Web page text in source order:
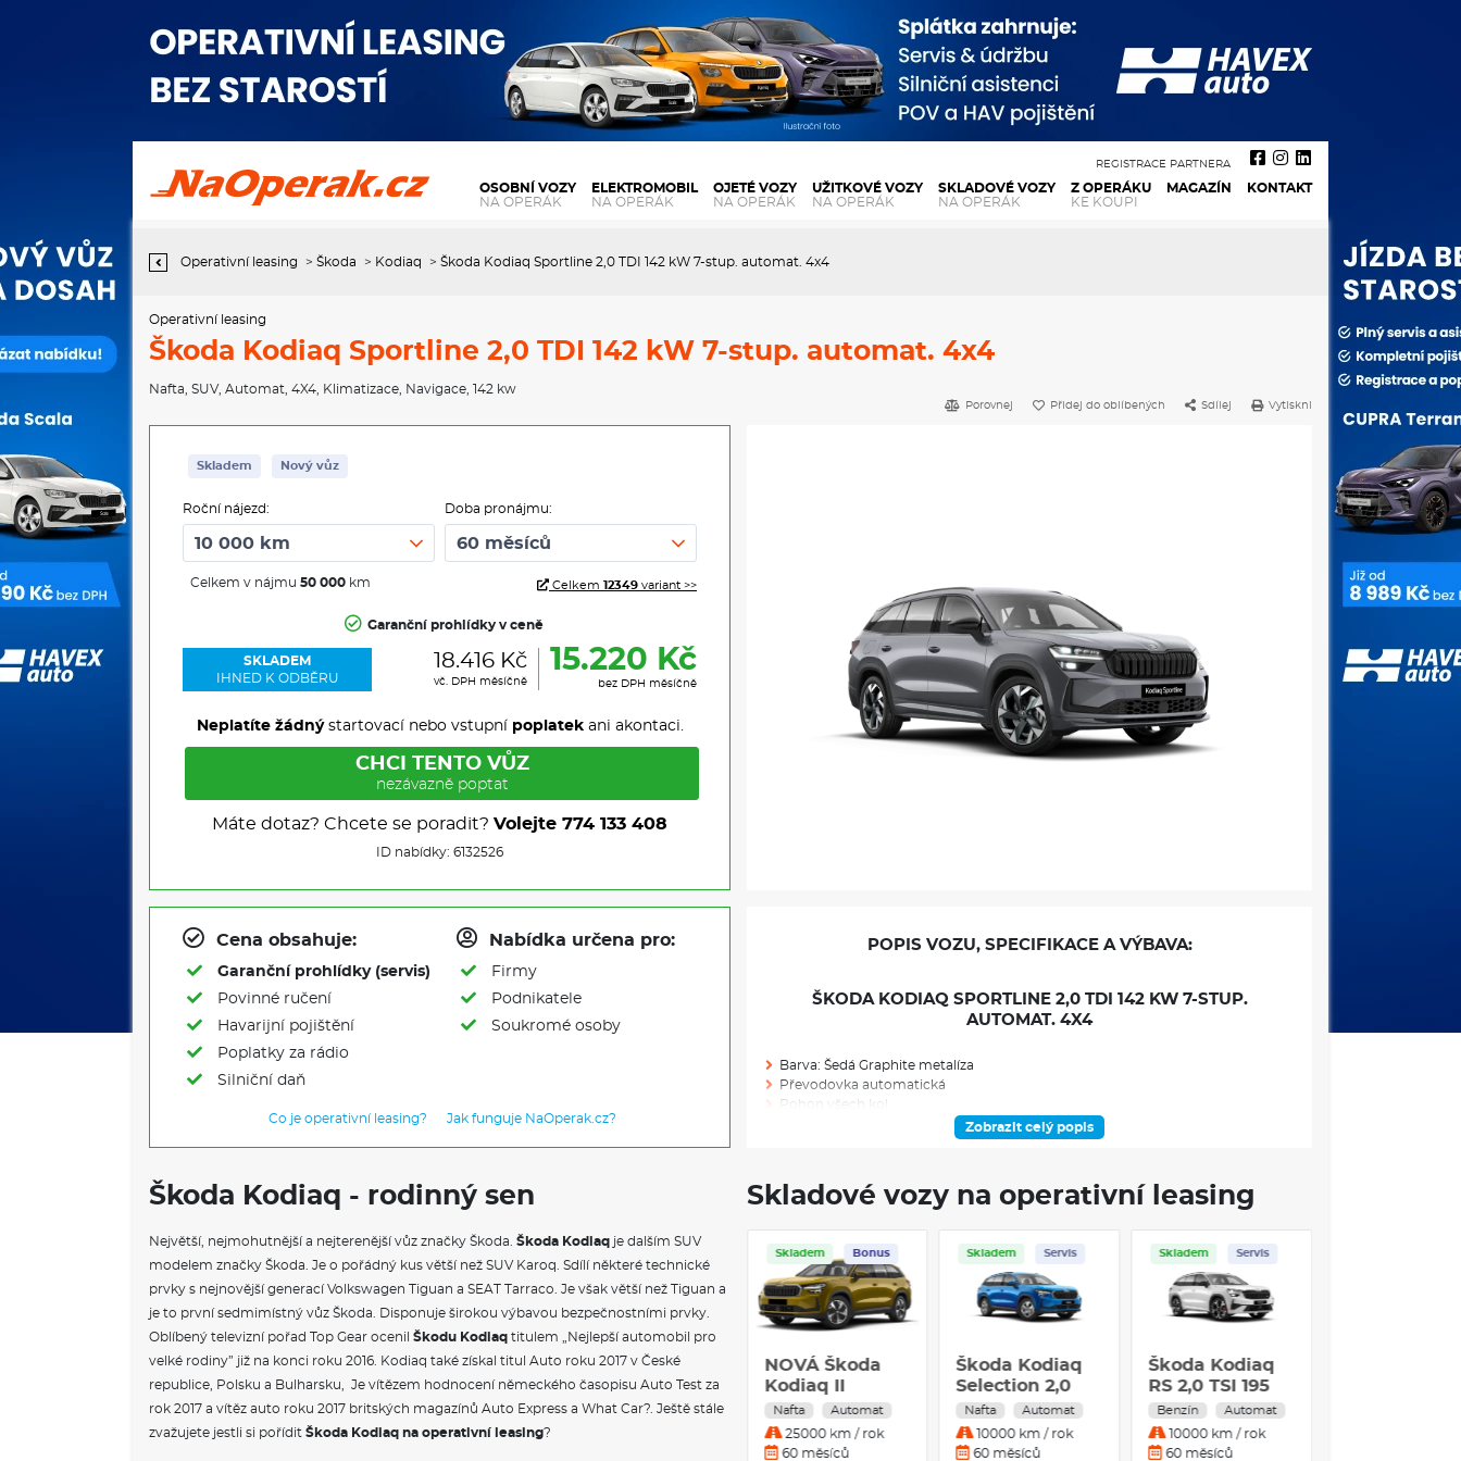
Operativní leasing Škoda Kodiaq Sportline 2,0 TDI 142 kW 7-stup.
automat. 4x4
OSOBNÍ VOZY
NA OPERÁK
ELEKTROMOBIL
NA OPERÁK
OJETÉ VOZY
NA OPERÁK
UŽITKOVÉ VOZY
NA OPERÁK
SKLADOVÉ VOZY
NA OPERÁK
Z OPERÁKU
KE KOUPI
MAGAZÍN KONTAKT
REGISTRACE PARTNERA
Operativní leasing > Škoda > Kodiaq > Škoda Kodiaq Sportline 2,0 TDI 142 kW 7-stup. automat. 4x4
Operativní leasing
Škoda Kodiaq Sportline 2,0 TDI 142 kW 7-stup. automat. 4x4
Nafta SUV, Automat 4X4 Klimatizace Navigace , 142 kw
Porovnej Přidej do oblíbených Sdílej Vytiskni
Skladem Nový vůz
Roční nájezd:
Celkem v nájmu 50 000 km
Doba pronájmu:
Celkem 12349 variant >>
Garanční prohlídky v ceně
SKLADEM
IHNED K ODBĚRU
18.416 Kč
vč. DPH měsíčně
15.220 Kč
bez DPH měsíčně
Neplatíte žádnýstartovací nebo vstupní poplatekani akontaci.
CHCI TENTO VŮZ
nezávazně poptat
Máte dotaz? Chcete se poradit? Volejte 774 133 408
ID nabídky: 6132526
Cena obsahuje:
Garanční prohlídky (servis)
Povinné ručení
Havarijní pojištění
Poplatky za rádio
Silniční daň
Nabídka určena pro:
Firmy
Podnikatele
Soukromé osoby
Co je operativní leasing? Jak funguje NaOperak.cz?
POPIS VOZU, SPECIFIKACE A VÝBAVA:
ŠKODA KODIAQ SPORTLINE 2,0 TDI 142 KW 7-STUP.
AUTOMAT. 4X4
Barva: Šedá Graphite metalíza
Převodovka automatická
Pohon všech kol
DOSTUPNOST
Skladem: 1
Ve výrobě: 0
VÝBAVA NAD RÁMEC VÝBAVOVÉHO STUPNĚ
Odkládací přihrádka za středovou konzolou
Sluneční rolety zadních bočních oken
Odpadkový koš
Boční airbagy vzadu
Zobrazit celý popis
Škoda Kodiaq - rodinný sen
Největší, nejmohutnější a nejterenější vůz značky Škoda. Škoda Kodiaq je dalším SUV
modelem značky Škoda. Je o pořádný kus větší než SUV Karoq. Sdílí některé technické
prvky s nejnovější generací Volkswagen Tiguan a SEAT Tarraco. Je však větší než Tiguan a
je to první sedmimístný vůz Škoda. Disponuje širokou výbavou bezpečnostními prvky.
Oblíbený televizní pořad Top Gear ocenil Škodu Kodiaq titulem „Nejlepší automobil pro
velké rodiny” již na konci roku 2016. Kodiaq také získal titul Auto roku 2017 v České
republice, Polsku a Bulharsku, Je vítězem hodnocení německého časopisu Auto Test za
rok 2017 a vítěz auto roku 2017 britských magazínů Auto Express a What Car?. Ještě stále
zvažujete jestli si pořídit Škoda Kodiaq na operativní leasing?
Skladové vozy na operativní leasing
Škoda Kodiaq
Sportline 2.0
TDI 142 kW
Nafta Automat
Skladem Bonus
NOVÁ Škoda
Kodiaq II
Selection 2,0
TDI 193k DSG -
4x4
Nafta Automat
25000 km / rok
60 měsíců
Skladem Servis
Škoda Kodiaq
Selection 2,0
TDI 142 kW 7°
automatická
DSG 4x4
Nafta Automat
10000 km / rok
60 měsíců
Skladem Servis
Škoda Kodiaq
RS 2,0 TSI 195
kW 7°
automatická
DSG 4x4
Benzín Automat
10000 km / rok
60 měsíců